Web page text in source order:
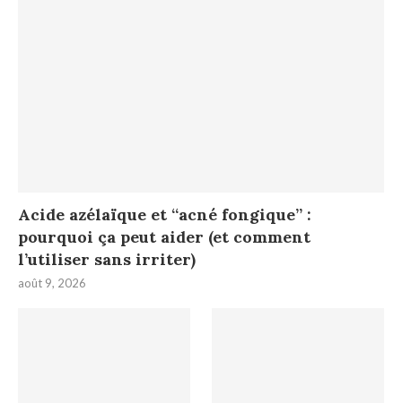
Acide azélaïque et “acné fongique” :
pourquoi ça peut aider (et comment
l’utiliser sans irriter)
août 9, 2026